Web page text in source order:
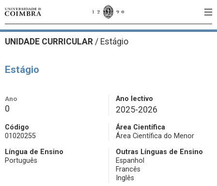
UNIDADE CURRICULAR / Estágio
Estágio
Ano
0
Ano lectivo
2025-2026
Código
01020255
Área Científica
Área Científica do Menor
Língua de Ensino
Português
Outras Línguas de Ensino
Espanhol
Francês
Inglês